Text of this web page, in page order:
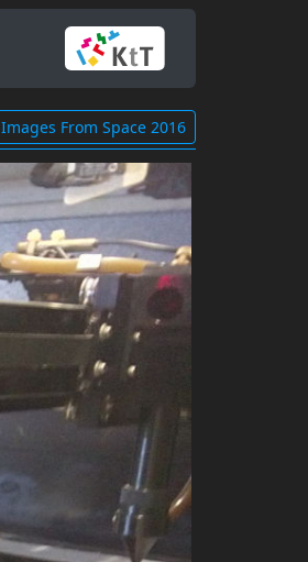
Images From Space 2016